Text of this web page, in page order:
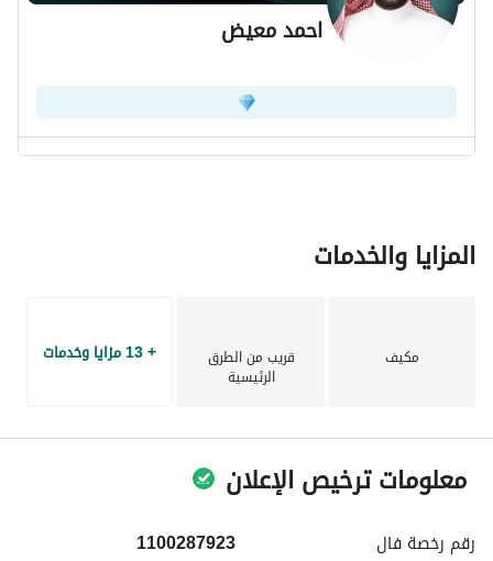
احمد معيض
المزايا والخدمات
مكيف قريب من الطرق
الرئيسية
+ 13 مزايا وخدمات
معلومات ترخيص الإعلان
رقم رخصة فال
1100287923